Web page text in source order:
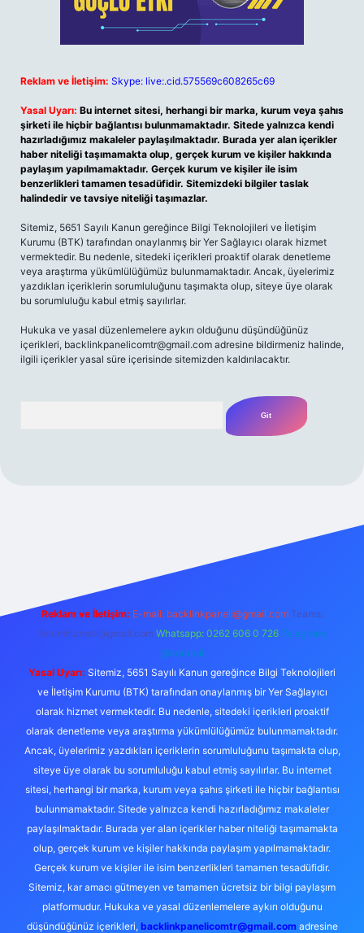
Reklam ve İletişim: Skype: live:.cid.575569c608265c69
Yasal Uyarı: Bu internet sitesi, herhangi bir marka, kurum veya şahıs
şirketi ile hiçbir bağlantısı bulunmamaktadır. Sitede yalnızca kendi
hazırladığımız makaleler paylaşılmaktadır. Burada yer alan içerikler
haber niteliği taşımamakta olup, gerçek kurum ve kişiler hakkında
paylaşım yapılmamaktadır. Gerçek kurum ve kişiler ile isim
benzerlikleri tamamen tesadüfidir. Sitemizdeki bilgiler taslak
halindedir ve tavsiye niteliği taşımazlar.
Sitemiz, 5651 Sayılı Kanun gereğince Bilgi Teknolojileri ve İletişim
Kurumu (BTK) tarafından onaylanmış bir Yer Sağlayıcı olarak hizmet
vermektedir. Bu nedenle, sitedeki içerikleri proaktif olarak denetleme
veya araştırma yükümlülüğümüz bulunmamaktadır. Ancak, üyelerimiz
yazdıkları içeriklerin sorumluluğunu taşımakta olup, siteye üye olarak
bu sorumluluğu kabul etmiş sayılırlar.
Hukuka ve yasal düzenlemelere aykırı olduğunu düşündüğünüz
içerikleri, backlinkpanelicomtr@gmail.com adresine bildirmeniz halinde,
ilgili içerikler yasal süre içerisinde sitemizden kaldırılacaktır.
Reklam ve İletişim: E-mail: backlinkpaneli@gmail.com Teams:
forumhizmeti@gmail.com Whatsapp: 0262 606 0 726 Telegram:
@karabul
Yasal Uyarı: Sitemiz, 5651 Sayılı Kanun gereğince Bilgi Teknolojileri
ve İletişim Kurumu (BTK) tarafından onaylanmış bir Yer Sağlayıcı
olarak hizmet vermektedir. Bu nedenle, sitedeki içerikleri proaktif
olarak denetleme veya araştırma yükümlülüğümüz bulunmamaktadır.
Ancak, üyelerimiz yazdıkları içeriklerin sorumluluğunu taşımakta olup,
siteye üye olarak bu sorumluluğu kabul etmiş sayılırlar. Bu internet
sitesi, herhangi bir marka, kurum veya şahıs şirketi ile hiçbir bağlantısı
bulunmamaktadır. Sitede yalnızca kendi hazırladığımız makaleler
paylaşılmaktadır. Burada yer alan içerikler haber niteliği taşımamakta
olup, gerçek kurum ve kişiler hakkında paylaşım yapılmamaktadır.
Gerçek kurum ve kişiler ile isim benzerlikleri tamamen tesadüfidir.
Sitemiz, kar amacı gütmeyen ve tamamen ücretsiz bir bilgi paylaşım
platformudur. Hukuka ve yasal düzenlemelere aykırı olduğunu
düşündüğünüz içerikleri, backlinkpanelicomtr@gmail.comadresine